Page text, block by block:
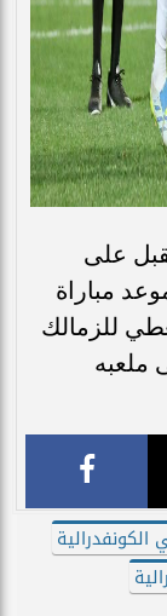
الذهاب يوم 9 المقبل على
مباراة
ما يعطي للزمالك
ملعبه